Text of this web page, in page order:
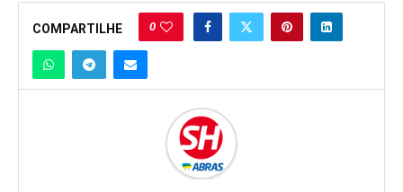
COMPARTILHE 0